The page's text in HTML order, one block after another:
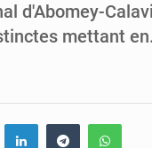
d'Abomey-
mettant